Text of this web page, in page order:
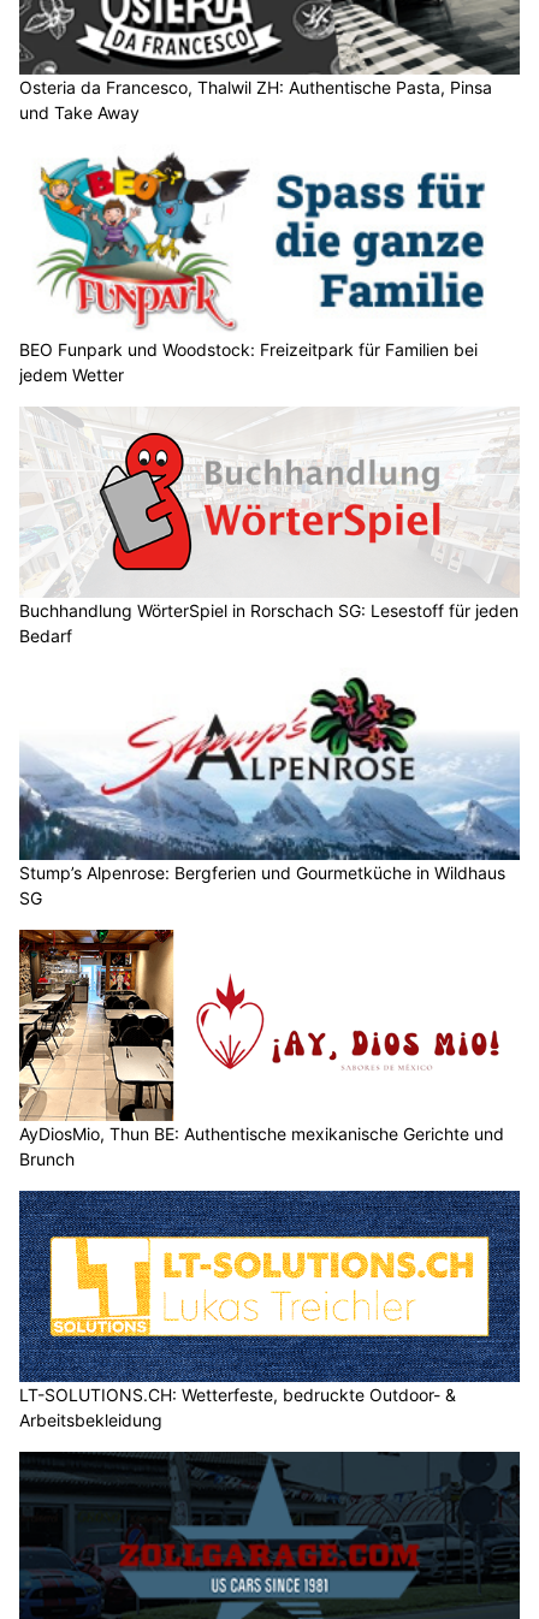
Osteria da Francesco, Thalwil ZH: Authentische Pasta, Pinsa
und Take Away
BEO Funpark und Woodstock: Freizeitpark für Familien bei
jedem Wetter
Buchhandlung WörterSpiel in Rorschach SG: Lesestoff für jeden
Bedarf
Stump’s Alpenrose: Bergferien und Gourmetküche in Wildhaus
SG
AyDiosMio, Thun BE: Authentische mexikanische Gerichte und
Brunch
LT-SOLUTIONS.CH: Wetterfeste, bedruckte Outdoor- &
Arbeitsbekleidung